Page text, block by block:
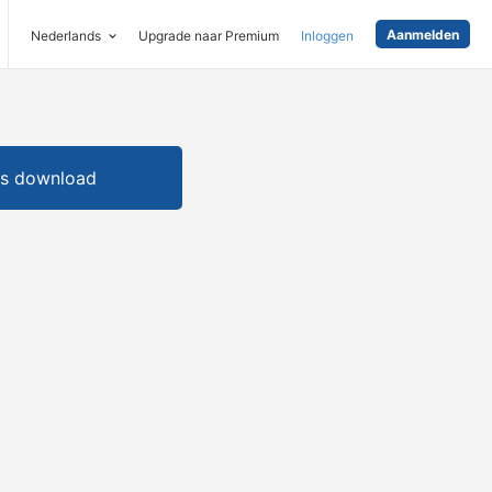
Nederlands Upgrade naar Premium Inloggen Aanmelden
download